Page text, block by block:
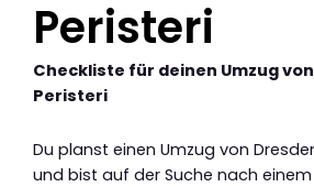
Peristeri
Checkliste für deinen Umzug
Peristeri
Du planst einen Umzug von
und bist auf der Suche nach